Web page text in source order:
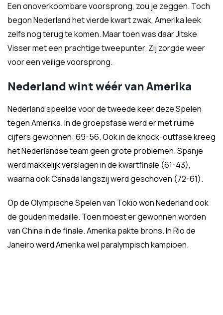
Een onoverkoombare voorsprong, zou je zeggen. Toch
begon Nederland het vierde kwart zwak, Amerika leek
zelfs nog terug te komen. Maar toen was daar Jitske
Visser met een prachtige tweepunter. Zij zorgde weer
voor een veilige voorsprong.
Nederland wint wéér van Amerika
Nederland speelde voor de tweede keer deze Spelen
tegen Amerika. In de groepsfase werd er met ruime
cijfers gewonnen: 69-56. Ook in de knock-outfase kreeg
het Nederlandse team geen grote problemen. Spanje
werd makkelijk verslagen in de kwartfinale (61-43),
waarna ook Canada langszij werd geschoven (72-61).
Op de Olympische Spelen van Tokio won Nederland ook
de gouden medaille. Toen moest er gewonnen worden
van China in de finale. Amerika pakte brons. In Rio de
Janeiro werd Amerika wel paralympisch kampioen.